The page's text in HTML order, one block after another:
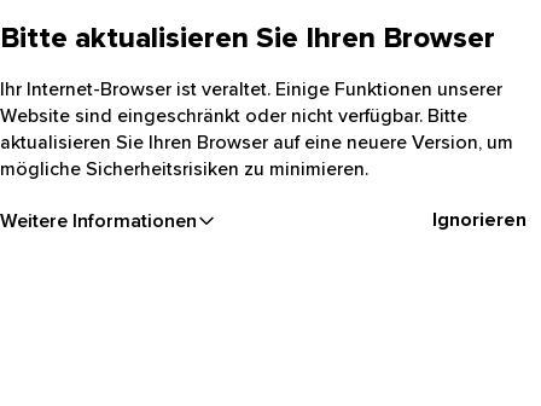
Bitte aktualisieren Sie Ihren Browser
Ihr Internet-Browser ist veraltet. Einige Funktionen unserer
Website sind eingeschränkt oder nicht verfügbar. Bitte
aktualisieren Sie Ihren Browser auf eine neuere Version, um
mögliche Sicherheitsrisiken zu minimieren.
Weitere Informationen Ignorieren